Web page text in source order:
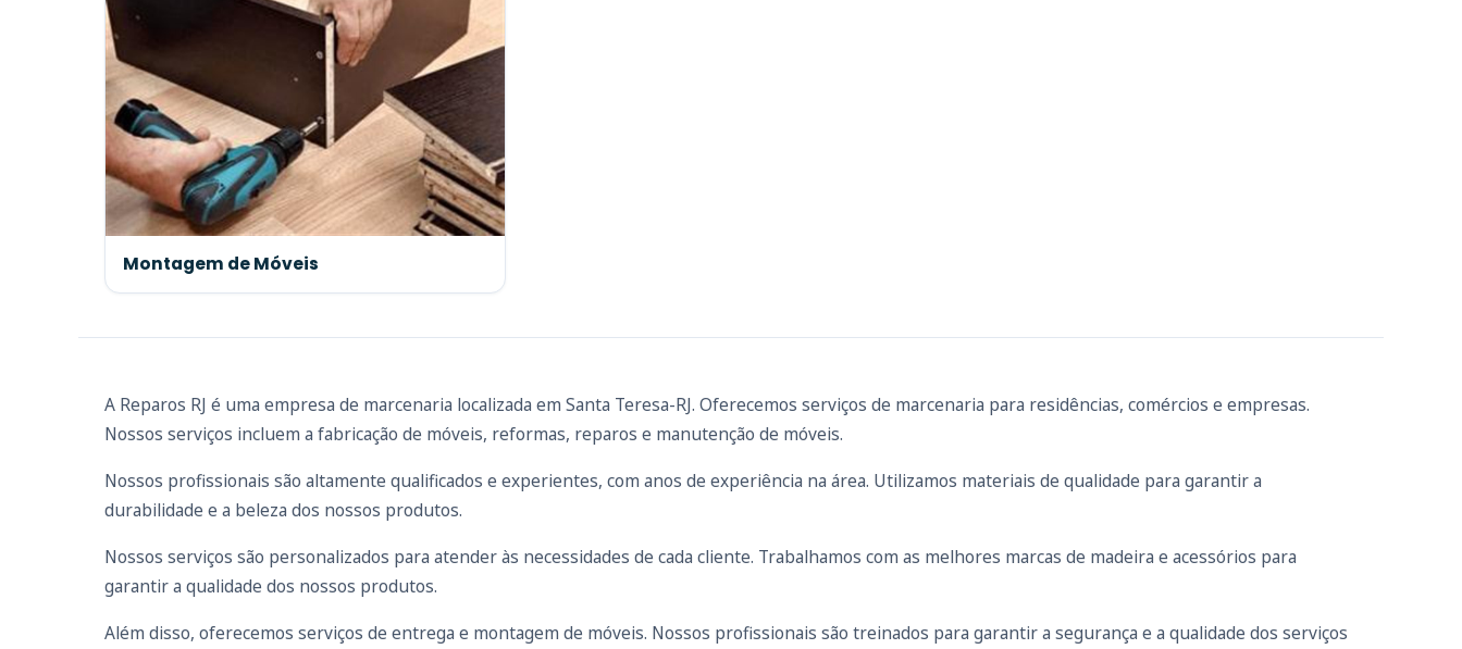
Montagem de Móveis
A Reparos RJ é uma empresa de marcenaria localizada em Santa Teresa-RJ. Oferecemos serviços de marcenaria para residências, comércios e empresas.
Nossos serviços incluem a fabricação de móveis, reformas, reparos e manutenção de móveis.
Nossos profissionais são altamente qualificados e experientes, com anos de experiência na área. Utilizamos materiais de qualidade para garantir a
durabilidade e a beleza dos nossos produtos.
Nossos serviços são personalizados para atender às necessidades de cada cliente. Trabalhamos com as melhores marcas de madeira e acessórios para
garantir a qualidade dos nossos produtos.
Além disso, oferecemos serviços de entrega e montagem de móveis. Nossos profissionais são treinados para garantir a segurança e a qualidade dos serviços